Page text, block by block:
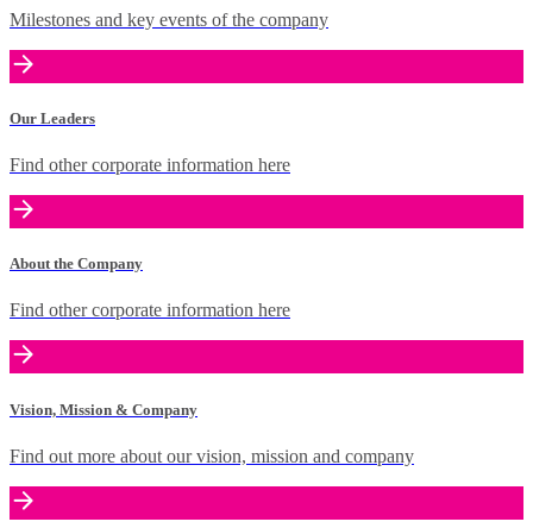
Milestones and key events of the company
Our Leaders
Find other corporate information here
About the Company
Find other corporate information here
Vision, Mission & Company
Find out more about our vision, mission and company